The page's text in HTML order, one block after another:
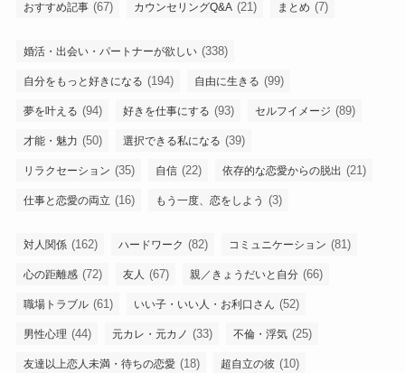
おすすめ記事 (67) カウンセリングQ&A (21) まとめ (7)
婚活・出会い・パートナーが欲しい (338)
自分をもっと好きになる (194) 自由に生きる (99)
夢を叶える (94) 好きを仕事にする (93) セルフイメージ (89)
才能・魅力 (50) 選択できる私になる (39)
リラクセーション (35) 自信 (22) 依存的な恋愛からの脱出 (21)
仕事と恋愛の両立 (16) もう一度、恋をしよう (3)
対人関係 (162) ハードワーク (82) コミュニケーション (81)
心の距離感 (72) 友人 (67) 親／きょうだいと自分 (66)
職場トラブル (61) いい子・いい人・お利口さん (52)
男性心理 (44) 元カレ・元カノ (33) 不倫・浮気 (25)
友達以上恋人未満・待ちの恋愛 (18) 超自立の彼 (10)